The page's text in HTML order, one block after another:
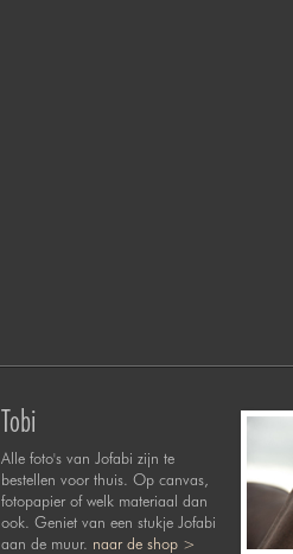
Tobi
Alle foto's van Jofabi zijn te
bestellen voor thuis. Op canvas,
fotopapier of welk materiaal dan
ook. Geniet van een stukje Jofabi
aan de muur. naar de shop >